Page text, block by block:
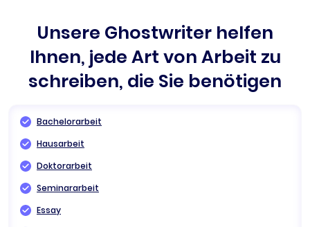
Unsere Ghostwriter helfen
Ihnen, jede Art von Arbeit zu
schreiben, die Sie benötigen
Bachelorarbeit
Hausarbeit
Doktorarbeit
Seminararbeit
Essay